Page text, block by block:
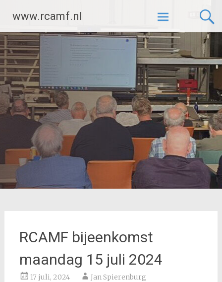
naar
de
inhoud
www.rcamf.nl
RCAMF bijeenkomst
maandag 15 juli 2024
17 juli, 2024 Jan Spierenburg